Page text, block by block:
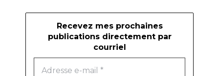
Recevez mes prochaines
publications directement par
courriel